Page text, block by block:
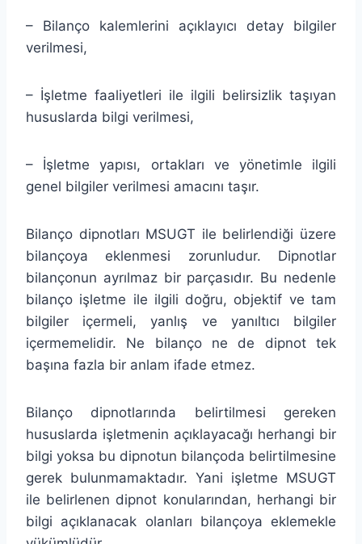
– Bilanço kalemlerini açıklayıcı detay bilgiler
verilmesi,
– İşletme faaliyetleri ile ilgili belirsizlik taşıyan
hususlarda bilgi verilmesi,
– İşletme yapısı, ortakları ve yönetimle ilgili
genel bilgiler verilmesi amacını taşır.
Bilanço dipnotları MSUGT ile belirlendiği üzere
bilançoya eklenmesi zorunludur. Dipnotlar
bilançonun ayrılmaz bir parçasıdır. Bu nedenle
bilanço işletme ile ilgili doğru, objektif ve tam
bilgiler içermeli, yanlış ve yanıltıcı bilgiler
içermemelidir. Ne bilanço ne de dipnot tek
başına fazla bir anlam ifade etmez.
Bilanço dipnotlarında belirtilmesi gereken
hususlarda işletmenin açıklayacağı herhangi bir
bilgi yoksa bu dipnotun bilançoda belirtilmesine
gerek bulunmamaktadır. Yani işletme MSUGT
ile belirlenen dipnot konularından, herhangi bir
bilgi açıklanacak olanları bilançoya eklemekle